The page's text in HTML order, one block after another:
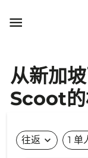

从新加
Scoot
往返 expand_more 1 单